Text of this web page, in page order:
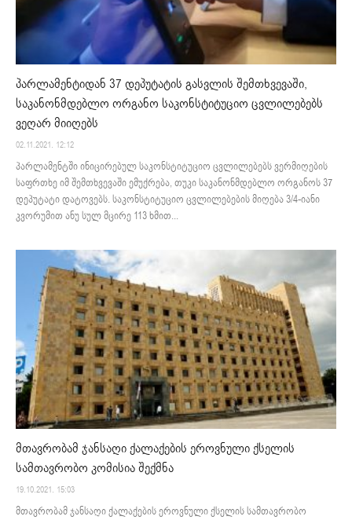
პარლამენტიდან 37 დეპუტატის გასვლის შემთხვევაში,
საკანონმდებლო ორგანო საკონსტიტუციო ცვლილებებს
ვეღარ მიიღებს
02.11.2021. 12:12
პარლამენტში ინიცირებულ საკონსტიტუციო ცვლილებებს ვერმიღების
საფრთხე იმ შემთხვევაში ემუქრება, თუკი საკანონმდებლო ორგანოს 37
დეპუტატი დატოვებს. საკონსტიტუციო ცვლილებების მიღება 3/4-იანი
კვორუმით ანუ სულ მცირე 113 ხმით...
მთავრობამ ჯანსაღი ქალაქების ეროვნული ქსელის
სამთავრობო კომისია შექმნა
19.10.2021. 15:03
მთავრობამ ჯანსაღი ქალაქების ეროვნული ქსელის სამთავრობო